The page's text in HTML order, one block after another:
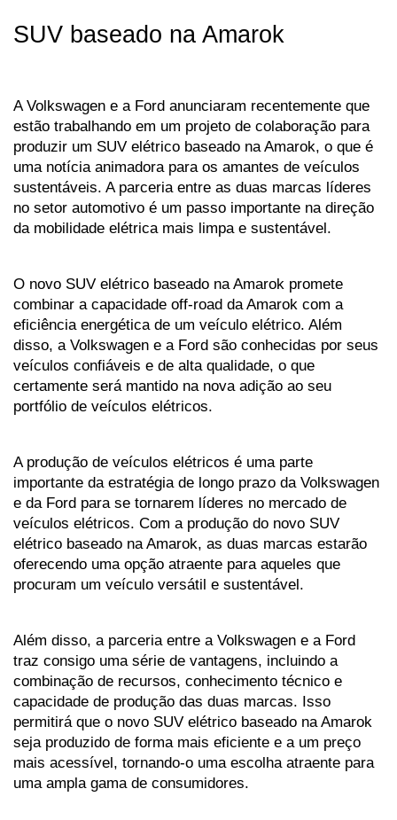
SUV baseado na Amarok
A Volkswagen e a Ford anunciaram recentemente que
estão trabalhando em um projeto de colaboração para
produzir um SUV elétrico baseado na Amarok, o que é
uma notícia animadora para os amantes de veículos
sustentáveis. A parceria entre as duas marcas líderes
no setor automotivo é um passo importante na direção
da mobilidade elétrica mais limpa e sustentável.
O novo SUV elétrico baseado na Amarok promete
combinar a capacidade off-road da Amarok com a
eficiência energética de um veículo elétrico. Além
disso, a Volkswagen e a Ford são conhecidas por seus
veículos confiáveis e de alta qualidade, o que
certamente será mantido na nova adição ao seu
portfólio de veículos elétricos.
A produção de veículos elétricos é uma parte
importante da estratégia de longo prazo da Volkswagen
e da Ford para se tornarem líderes no mercado de
veículos elétricos. Com a produção do novo SUV
elétrico baseado na Amarok, as duas marcas estarão
oferecendo uma opção atraente para aqueles que
procuram um veículo versátil e sustentável.
Além disso, a parceria entre a Volkswagen e a Ford
traz consigo uma série de vantagens, incluindo a
combinação de recursos, conhecimento técnico e
capacidade de produção das duas marcas. Isso
permitirá que o novo SUV elétrico baseado na Amarok
seja produzido de forma mais eficiente e a um preço
mais acessível, tornando-o uma escolha atraente para
uma ampla gama de consumidores.